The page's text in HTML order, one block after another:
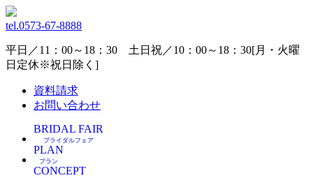
tel.0573-67-8888
平日／11：00～18：30 土日祝／10：00～18：30[月・火曜
日定休※祝日除く]
資料請求
お問い合わせ
BRIDAL FAIR
ブライダルフェア
PLAN
プラン
CONCEPT